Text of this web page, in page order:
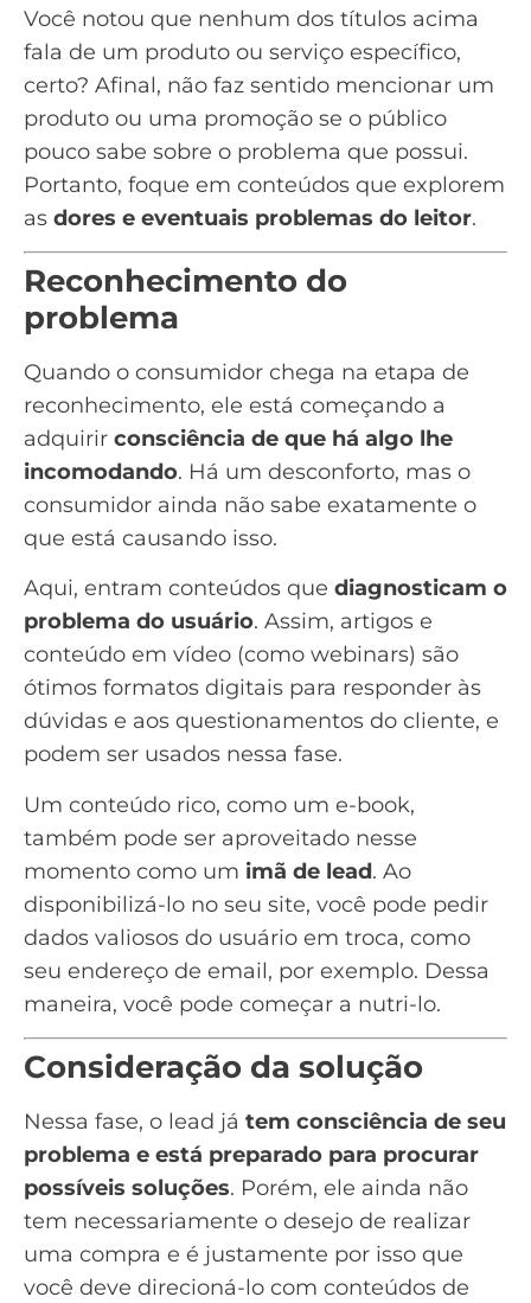
Você notou que nenhum dos títulos acima
fala de um produto ou serviço específico,
certo? Afinal, não faz sentido mencionar um
produto ou uma promoção se o público
pouco sabe sobre o problema que possui.
Portanto, foque em conteúdos que explorem
as dores e eventuais problemas do leitor.
Reconhecimento do
problema
Quando o consumidor chega na etapa de
reconhecimento, ele está começando a
adquirir consciência de que há algo lhe
incomodando. Há um desconforto, mas o
consumidor ainda não sabe exatamente o
que está causando isso.
Aqui, entram conteúdos que diagnosticam o
problema do usuário. Assim, artigos e
conteúdo em vídeo (como webinars) são
ótimos formatos digitais para responder às
dúvidas e aos questionamentos do cliente, e
podem ser usados nessa fase.
Um conteúdo rico, como um e-book,
também pode ser aproveitado nesse
momento como um imã de lead. Ao
disponibilizá-lo no seu site, você pode pedir
dados valiosos do usuário em troca, como
seu endereço de email, por exemplo. Dessa
maneira, você pode começar a nutri-lo.
Consideração da solução
Nessa fase, o lead já tem consciência de seu
problema e está preparado para procurar
possíveis soluções. Porém, ele ainda não
tem necessariamente o desejo de realizar
uma compra e é justamente por isso que
você deve direcioná-lo com conteúdos de